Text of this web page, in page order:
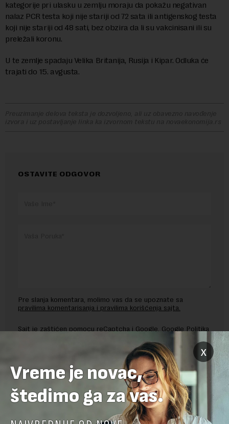
kategorije pri ulasku u zemlju moraju da pokažu negativan
nalaz PCR testa koji nije stariji od 72 sata ili antigenskog testa
koji nije stariji od 48 sati, bez obzira da li su vakcinisani ili su
preležali koronu.
U te zemlje spadaju Velika Britanija, Rusija i Kipar. Odluka će
trajati do 15. avgusta.
Preuzimanje delova teksta je dozvoljeno, ali uz obavezno navođenje
izvora i uz postavljanje linka ka izvornom tekstu na novaekonomija.rs
OSTAVITE ODGOVOR
Pre slanja komentara, molimo vas da se upoznate sa
pravilima komentarisanja i pravilima korišćenja sajta.
Sajt je zaštićen pomocu reCaptcha i Google. Google Politika
x
Vreme je novac,
štedimo ga za vas.